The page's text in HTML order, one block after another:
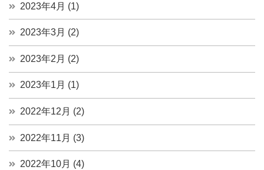
2023年4月 (1)
2023年3月 (2)
2023年2月 (2)
2023年1月 (1)
2022年12月 (2)
2022年11月 (3)
2022年10月 (4)